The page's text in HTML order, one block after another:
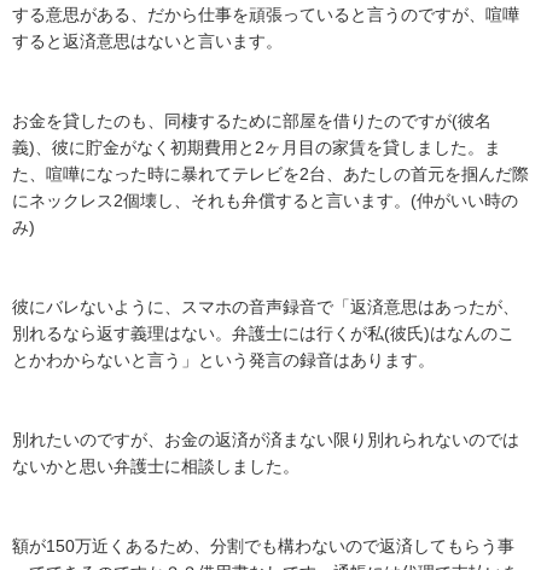
する意思がある、だから仕事を頑張っていると言うのですが、喧嘩
すると返済意思はないと言います。
お金を貸したのも、同棲するために部屋を借りたのですが(彼名
義)、彼に貯金がなく初期費用と2ヶ月目の家賃を貸しました。ま
た、喧嘩になった時に暴れてテレビを2台、あたしの首元を掴んだ際
にネックレス2個壊し、それも弁償すると言います。(仲がいい時の
み)
彼にバレないように、スマホの音声録音で「返済意思はあったが、
別れるなら返す義理はない。弁護士には行くが私(彼氏)はなんのこ
とかわからないと言う」という発言の録音はあります。
別れたいのですが、お金の返済が済まない限り別れられないのでは
ないかと思い弁護士に相談しました。
額が150万近くあるため、分割でも構わないので返済してもらう事